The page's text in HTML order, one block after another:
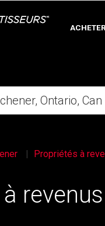
ACHETER
Propriétés à